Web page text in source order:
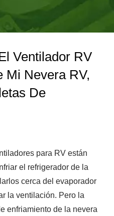
DE
|
DE
DE
Y
DE CPU
fabricación en Guang Dong,
empleados y produce
Ventilador RV
Mi Nevera RV,
De
para RV están
el refrigerador de la
cerca del evaporador
la ventilación. Pero la
enfriamiento de la nevera